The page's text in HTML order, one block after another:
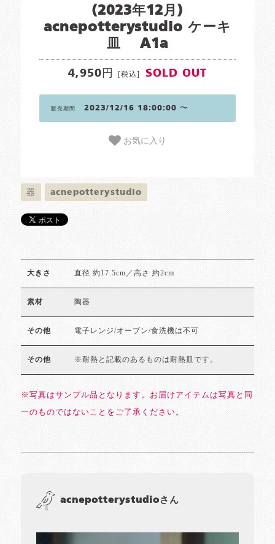
(2023年12月)
acnepotterystudio ケーキ
皿 A1a
4,950円 [税込] SOLD OUT
販売期間 2023/12/16 18:00:00 〜
お気に入り
器 acnepotterystudio
大きさ 直径 約17.5cm／高さ 約2cm
素材 陶器
その他 電子レンジ/オーブン/食洗機は不可
その他 ※耐熱と記載のあるものは耐熱皿です。
※写真はサンプル品となります。お届けアイテムは写真と同
一のものではないことをご了承ください。
acnepotterystudioさん